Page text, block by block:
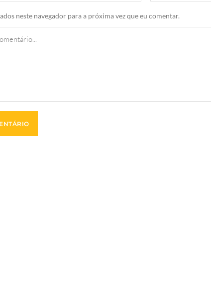
neste navegador para a próxima vez que eu comentar.